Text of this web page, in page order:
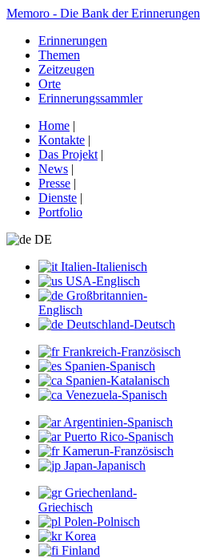
Memoro - Die Bank der Erinnerungen
Erinnerungen
Themen
Zeitzeugen
Orte
Erinnerungssammler
Home |
Kontakte |
Das Projekt |
News |
Presse |
Dienste |
Portfolio
DE
Italien-Italienisch
USA-Englisch
Großbritannien-
Englisch
Deutschland-Deutsch
Frankreich-Französisch
Spanien-Spanisch
Spanien-Katalanisch
Venezuela-Spanisch
Argentinien-Spanisch
Puerto Rico-Spanisch
Kamerun-Französisch
Japan-Japanisch
Griechenland-
Griechisch
Polen-Polnisch
Korea
Finland